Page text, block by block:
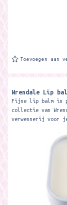
Toevoegen
Wrendale Lip
Fijne lip balm in
collectie van
verwennerij voor